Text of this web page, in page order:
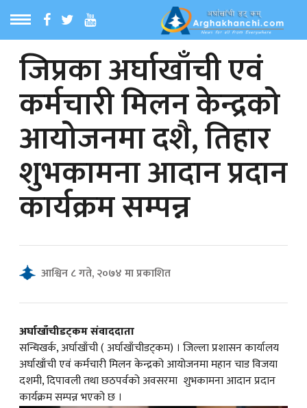
MENU
समाचार
समाचार
जिप्रका अर्घाखाँची एवं
कर्मचारी मिलन केन्द्रको
आयोजनमा दशै, तिहार
शुभकामना आदान प्रदान
कार्यक्रम सम्पन्न
आश्विन ८ गते, २०७४ मा प्रकाशित
अर्घाखाँचीडट्कम संवाददाता
सन्धिखर्क, अर्घाखाँची ( अर्घाखाँचीडट्कम) । जिल्ला प्रशासन कार्यालय
अर्घाखाँची एवं कर्मचारी मिलन केन्द्रको आयोजनमा महान चाड विजया
दशमी, दिपावली तथा छठपर्वको अवसरमा शुभकामना आदान प्रदान
कार्यक्रम सम्पन्न भएको छ ।